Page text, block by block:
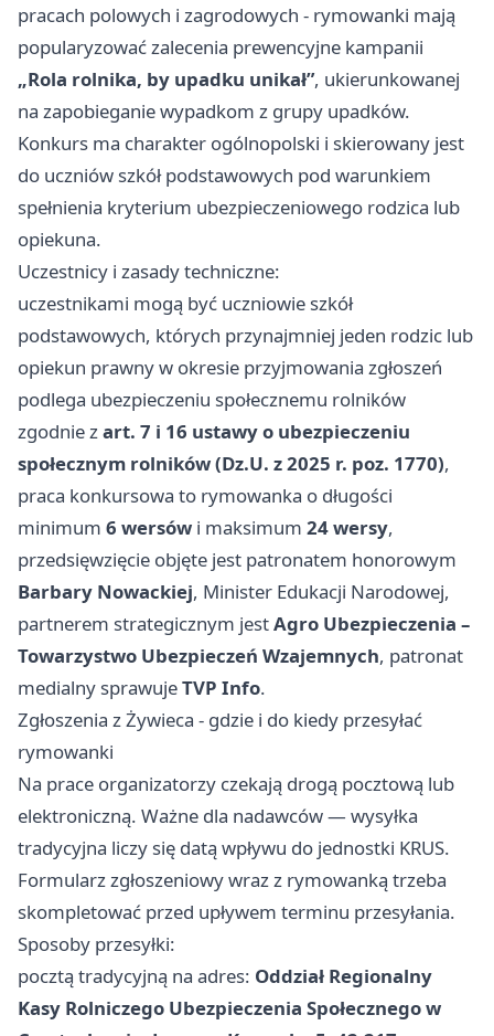
pracach polowych i zagrodowych - rymowanki mają
popularyzować zalecenia prewencyjne kampanii
„Rola rolnika, by upadku unikał”, ukierunkowanej
na zapobieganie wypadkom z grupy upadków.
Konkurs ma charakter ogólnopolski i skierowany jest
do uczniów szkół podstawowych pod warunkiem
spełnienia kryterium ubezpieczeniowego rodzica lub
opiekuna.
Uczestnicy i zasady techniczne:
uczestnikami mogą być uczniowie szkół
podstawowych, których przynajmniej jeden rodzic lub
opiekun prawny w okresie przyjmowania zgłoszeń
podlega ubezpieczeniu społecznemu rolników
zgodnie zart. 7 i 16 ustawy o ubezpieczeniu
społecznym rolników (Dz.U. z 2025 r. poz. 1770),
praca konkursowa to rymowanka o długości
minimum 6 wersów i maksimum 24 wersy,
przedsięwzięcie objęte jest patronatem honorowym
Barbary Nowackiej, Minister Edukacji Narodowej,
partnerem strategicznym jestAgro Ubezpieczenia –
Towarzystwo Ubezpieczeń Wzajemnych, patronat
medialny sprawujeTVP Info.
Zgłoszenia z Żywieca - gdzie i do kiedy przesyłać
rymowanki
Na prace organizatorzy czekają drogą pocztową lub
elektroniczną. Ważne dla nadawców — wysyłka
tradycyjna liczy się datą wpływu do jednostki KRUS.
Formularz zgłoszeniowy wraz z rymowanką trzeba
skompletować przed upływem terminu przesyłania.
Sposoby przesyłki:
pocztą tradycyjną na adres: Oddział Regionalny
Kasy Rolniczego Ubezpieczenia Społecznego w